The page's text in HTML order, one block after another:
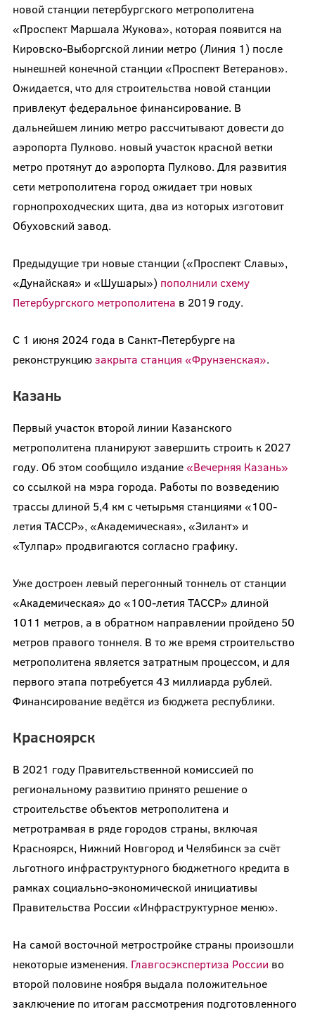
новой станции петербургского метрополитена
«Проспект Маршала Жукова», которая появится на
Кировско-Выборгской линии метро (Линия 1) после
нынешней конечной станции «Проспект Ветеранов».
Ожидается, что для строительства новой станции
привлекут федеральное финансирование. В
дальнейшем линию метро рассчитывают довести до
аэропорта Пулково. новый участок красной ветки
метро протянут до аэропорта Пулково. Для развития
сети метрополитена город ожидает три новых
горнопроходческих щита, два из которых изготовит
Обуховский завод.
Предыдущие три новые станции («Проспект Славы»,
«Дунайская» и «Шушары») пополнили схему
Петербургского метрополитена в 2019 году.
С 1 июня 2024 года в Санкт-Петербурге на
реконструкциюзакрыта станция «Фрунзенская».
Казань
Первый участок второй линии Казанского
метрополитена планируют завершить строить к 2027
году. Об этом сообщило издание«Вечерняя Казань»
со ссылкой на мэра города. Работы по возведению
трассы длиной 5,4 км с четырьмя станциями «100-
летия ТАССР», «Академическая», «Зилант» и
«Тулпар» продвигаются согласно графику.
Уже достроен левый перегонный тоннель от станции
«Академическая» до «100-летия ТАССР» длиной
1011 метров, а в обратном направлении пройдено 50
метров правого тоннеля. В то же время строительство
метрополитена является затратным процессом, и для
первого этапа потребуется 43 миллиарда рублей.
Финансирование ведётся из бюджета республики.
Красноярск
В 2021 году Правительственной комиссией по
региональному развитию принято решение о
строительстве объектов метрополитена и
метротрамвая в ряде городов страны, включая
Красноярск, Нижний Новгород и Челябинск за счёт
льготного инфраструктурного бюджетного кредита в
рамках социально-экономической инициативы
Правительства России «Инфраструктурное меню».
На самой восточной метростройке страны произошли
некоторые изменения. Главгосэкспертиза России во
второй половине ноября выдала положительное
заключение по итогам рассмотрения подготовленного